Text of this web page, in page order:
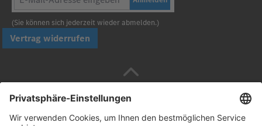
(Sie können sich jederzeit wieder abmelden.)
Vertrag widerrufen
Sicher bezahlen mit